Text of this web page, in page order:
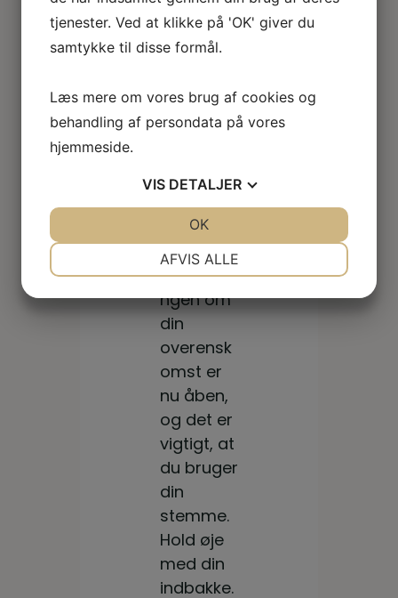
om løn
og
ansættel
30.06.20
26
Stem
om
din
overen
skoms
t – din
stem
me er
vigtig!
Afstemni
ngen om
din
overensk
omst er
nu åben,
og det er
vigtigt, at
du bruger
din
stemme.
Hold øje
med din
indbakke.
tjenester. Ved at klikke på 'OK' giver du
samtykke til disse formål.
Læs mere om vores brug af cookies og
behandling af persondata på vores
hjemmeside.
VIS DETALJER
AFVIS ALLE
OK